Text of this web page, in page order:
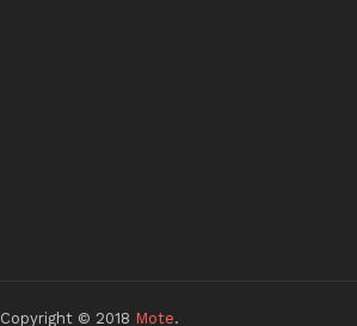
Copyright © 2018 Mote.